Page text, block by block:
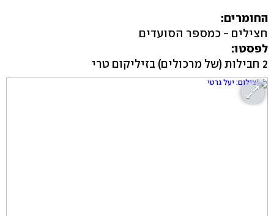
החומרים:
חצילים - כמספר הסועדים
לפסטו:
2 חבילות (של מרכולים) בזיליקום טרי